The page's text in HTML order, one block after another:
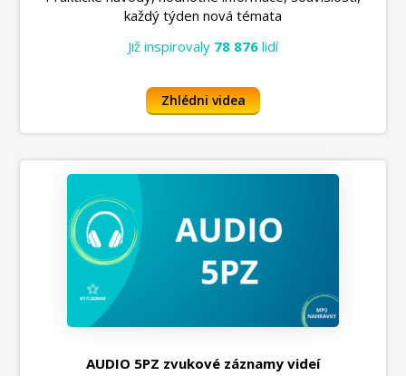
každý týden nová témata
Již inspirovaly 78 876 lidí
Zhlédni videa
AUDIO 5PZ zvukové záznamy videí